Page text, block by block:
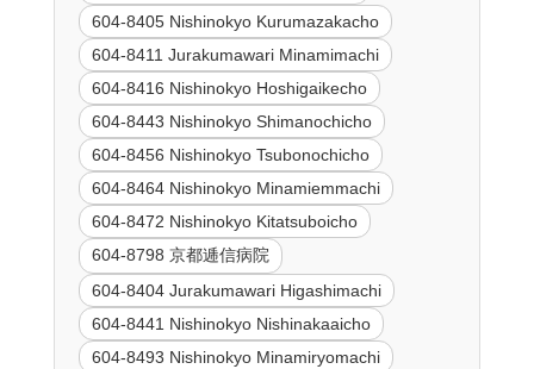
604-8405 Nishinokyo Kurumazakacho
604-8411 Jurakumawari Minamimachi
604-8416 Nishinokyo Hoshigaikecho
604-8443 Nishinokyo Shimanochicho
604-8456 Nishinokyo Tsubonochicho
604-8464 Nishinokyo Minamiemmachi
604-8472 Nishinokyo Kitatsuboicho
604-8798 京都逓信病院
604-8404 Jurakumawari Higashimachi
604-8441 Nishinokyo Nishinakaaicho
604-8493 Nishinokyo Minamiryomachi